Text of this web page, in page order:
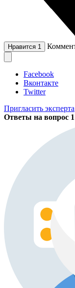
Нравится 1
Facebook
Вконтакте
Twitter
Пригласить эксперта
Ответы на вопрос 1